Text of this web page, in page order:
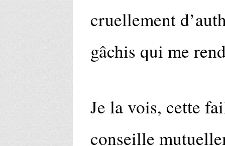
cruellement
gâchis qui me
Je la vois, cette
conseille